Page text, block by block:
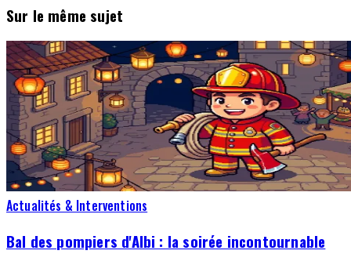
Sur le même sujet
Actualités & Interventions
Bal des pompiers d'Albi : la soirée incontournable